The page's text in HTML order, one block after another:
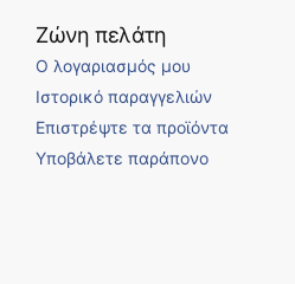
Ζώνη πελάτη
Ο λογαριασμός μου
Ιστορικό παραγγελιών
Επιστρέψτε τα προϊόντα
Υποβάλετε παράπονο